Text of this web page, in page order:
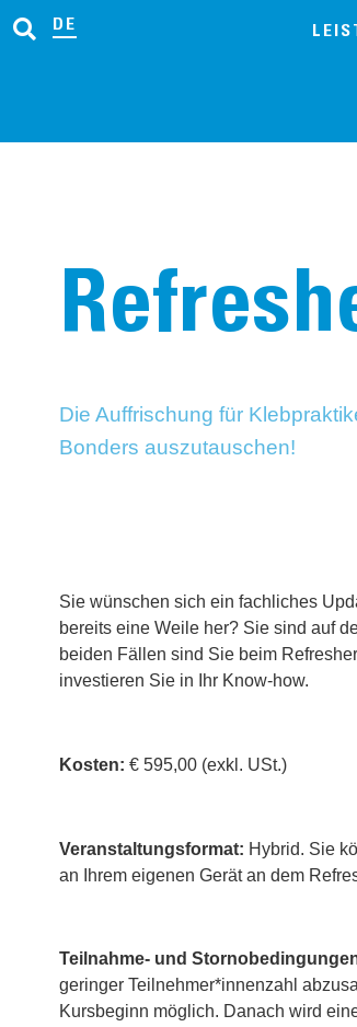
DE
Die Auffrischung für
Bonders auszutauschen!
Sie wünschen sich ein fachliches
bereits eine Weile her? Sie sind auf
beiden Fällen sind Sie beim
investieren Sie in Ihr Know-how.
Kosten: € 595,00 (exkl. USt.)
Veranstaltungsformat: Hybrid. Sie
an Ihrem eigenen Gerät an dem
Teilnahme- und
geringer Teilnehmer*innenzahl
Kursbeginn möglich. Danach wird